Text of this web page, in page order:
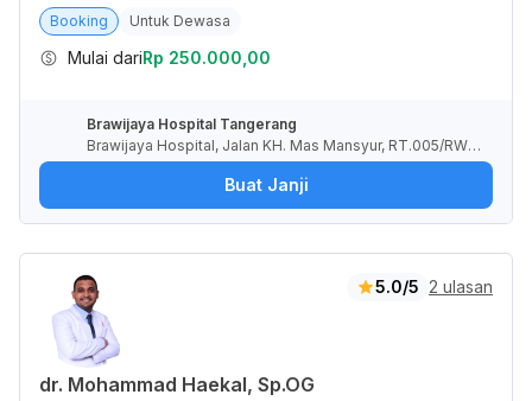
Booking
Untuk Dewasa
Mulai dariRp 250.000,00
Brawijaya Hospital Tangerang
Brawijaya Hospital, Jalan KH. Mas Mansyur, RT.005/RW.0
07, Kunciran Indah, Tangerang City, Banten, Indonesia
Buat Janji
5.0/5 2 ulasan
dr. Mohammad Haekal, Sp.OG